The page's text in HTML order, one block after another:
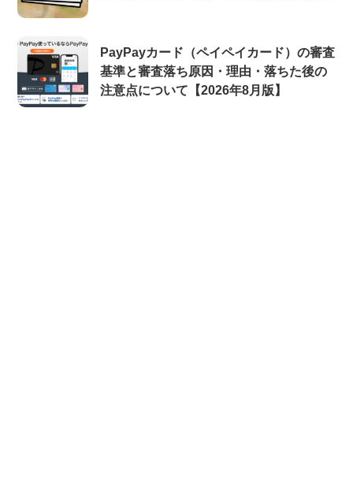
PayPayカード（ペイペイカード）の審査
基準と審査落ち原因・理由・落ちた後の
注意点について【2026年8月版】